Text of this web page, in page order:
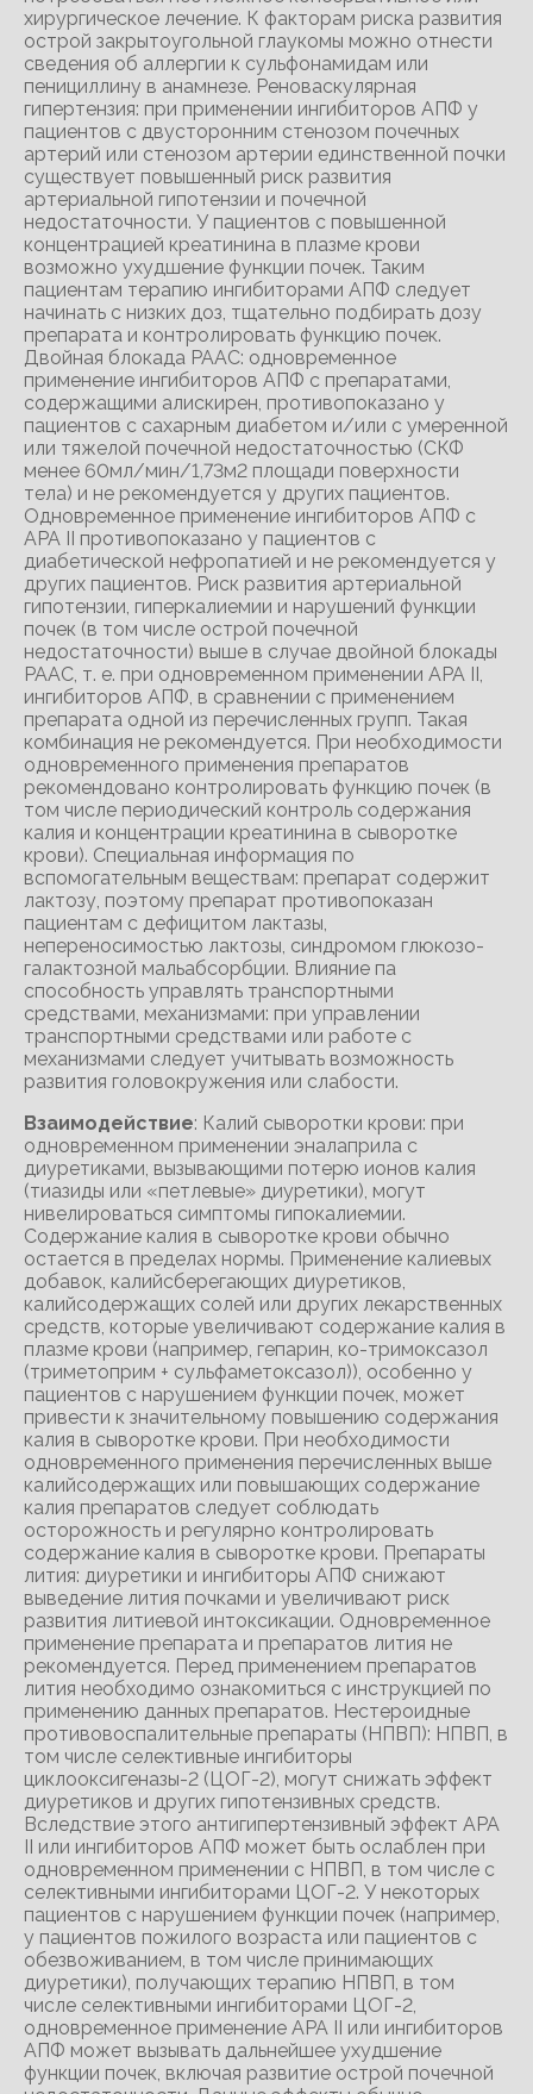
Взаимодействие: Калий сыворотки крови: при
одновременном применении эналаприла с
диуретиками, вызывающими потерю ионов калия
(тиазиды или «петлевые» диуретики), могут
нивелироваться симптомы гипокалиемии.
Содержание калия в сыворотке крови обычно
остается в пределах нормы. Применение калиевых
добавок, калийсберегающих диуретиков,
калийсодержащих солей или других лекарственных
средств, которые увеличивают содержание калия в
плазме крови (например, гепарин, ко-тримоксазол
(триметоприм + сульфаметоксазол)), особенно у
пациентов с нарушением функции почек, может
привести к значительному повышению содержания
калия в сыворотке крови. При необходимости
одновременного применения перечисленных выше
калийсодержащих или повышающих содержание
калия препаратов следует соблюдать
осторожность и регулярно контролировать
содержание калия в сыворотке крови. Препараты
лития: диуретики и ингибиторы АПФ снижают
выведение лития почками и увеличивают риск
развития литиевой интоксикации. Одновременное
применение препарата и препаратов лития не
рекомендуется. Перед применением препаратов
лития необходимо ознакомиться с инструкцией по
применению данных препаратов. Нестероидные
противовоспалительные препараты (НПВП): НПВП, в
том числе селективные ингибиторы
циклооксигеназы-2 (ЦОГ-2), могут снижать эффект
диуретиков и других гипотензивных средств.
Вследствие этого антигипертензивный эффект АРА
II или ингибиторов АПФ может быть ослаблен при
одновременном применении с НПВП, в том числе с
селективными ингибиторами ЦОГ-2. У некоторых
пациентов с нарушением функции почек (например,
у пациентов пожилого возраста или пациентов с
обезвоживанием, в том числе принимающих
диуретики), получающих терапию НПВП, в том
числе селективными ингибиторами ЦОГ-2,
одновременное применение АРА II или ингибиторов
АПФ может вызывать дальнейшее ухудшение
функции почек, включая развитие острой почечной